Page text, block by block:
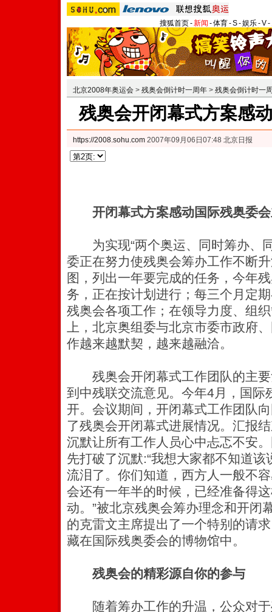
搜狐首页-新闻 -体育-S-娱乐-V-
北京2008年奥运会 > 残奥会倒计时一周年 > 残奥会倒计时一
残奥会开闭幕式方案感
https://2008.sohu.com 2007年09月06日07:48 北京日报
开闭幕式方案感动国际残奥委
为实现“两个奥运、同时筹办、
委正在努力使残奥会筹办工作不断
图，列出一年要完成的任务，今年
务，正在按计划进行；每三个月定
残奥会各项工作；在领导力度、组
上，北京奥组委与北京市委市政府
作越来越默契，越来越融洽。
残奥会开闭幕式工作团队的主要
到中残联交流意见。今年4月，国际
开。会议期间，开闭幕式工作团队
了残奥会开闭幕式进展情况。汇报
沉默让所有工作人员心中忐忑不安
先打破了沉默:“我想大家都不知道
流泪了。你们知道，西方人一般不
会还有一年半的时候，已经准备得
动。”被北京残奥会筹办理念和开闭
的克雷文主席提出了一个特别的请
藏在国际残奥委会的博物馆中。
残奥会的精彩源自你的参与
随着筹办工作的升温，公众对于